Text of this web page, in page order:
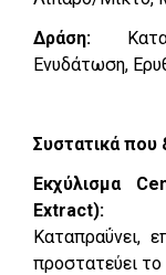
Δράση:
Ενυδάτωση,
Συστατικά που
Εκχύλισμα
Extract):
Καταπραΰνει,
προστατεύει το